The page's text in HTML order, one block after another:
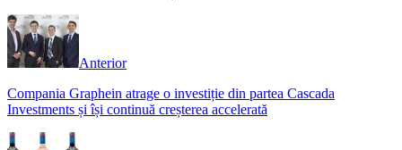
Anterior
Compania Graphein atrage o investiție din partea Cascada
Investments și își continuă creșterea accelerată